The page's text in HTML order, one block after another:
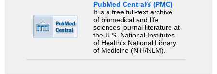
PubMed Central® (PMC)
It is a free full-text archive
of biomedical and life
sciences journal literature at
the U.S. National Institutes
of Health's National Library
of Medicine (NIH/NLM).